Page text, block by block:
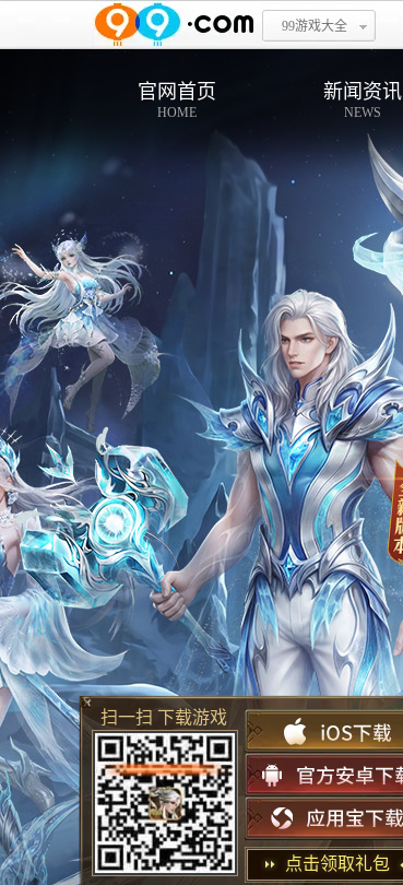
99游戏大全
官网首页
HOME
新闻资讯
NEWS
扫一扫 下载游戏
点击领取礼包